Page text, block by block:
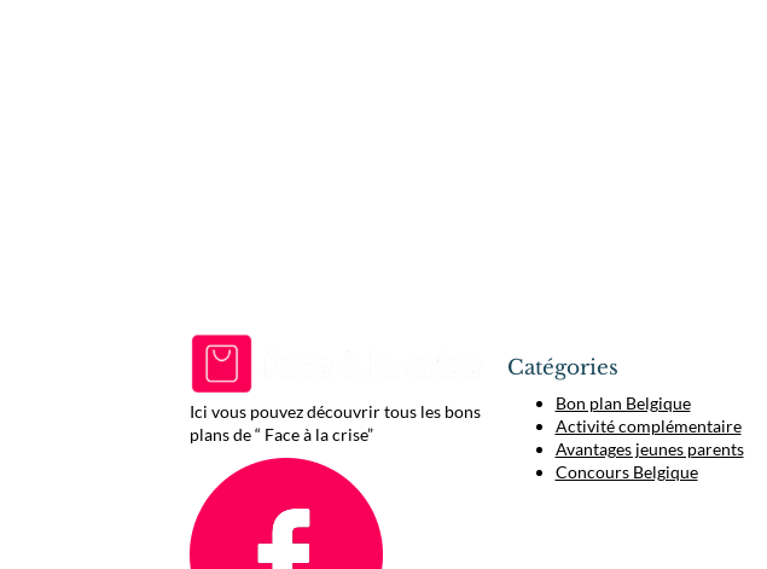
Ici vous pouvez découvrir tous les bons
plans de “ Face à la crise”
Catégories
Bon plan Belgique
Activité complémentaire
Avantages jeunes parents
Concours Belgique